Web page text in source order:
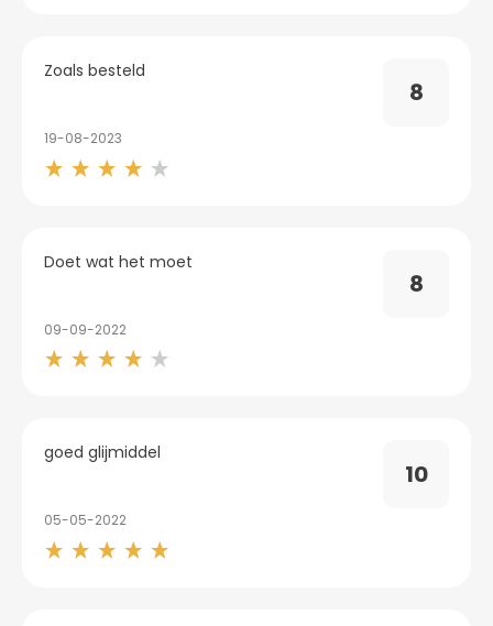
8
Zoals besteld
19-08-2023
8
Doet wat het moet
09-09-2022
10
goed glijmiddel
05-05-2022